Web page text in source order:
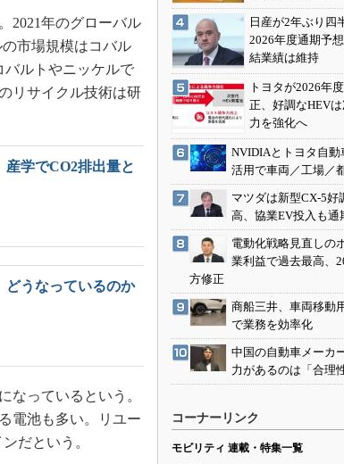
開発
2021年のグローバル
市場規模はコバル
バルトやニッケルで
リサイクル技術は研
学でCO2排出量と
どうなっているのか
っているという。
電池も多い。リユー
だという。
日産が2年ぶり四
2026年度通期予
結業績は維持
トヨタが2026年
正、好調なHEV
力を強化へ
NVIDIAとトヨタ自
活用で車両／工場／
マツダは新型CX-5好
高、協業EV投入も通
電動化戦略見直しの
業利益で過去最高、
方修正
商船三井、車両移動
で業務を効率化
中国の自動車メーカ
力があるのは「合理
コーナーリンク
モビリティ 連載・特集一覧